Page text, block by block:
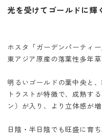
光を受けてゴールドに輝
ホスタ「ガーデンパーティ
東アジア原産の落葉性多年草
明るいゴールドの葉中央と
トラストが特徴で、成熟す
ン）が入り、より立体感が増
日陰・半日陰でも旺盛に育